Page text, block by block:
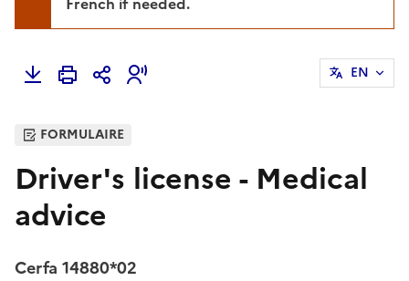
EN
FORMULAIRE
Driver's license - Medical
advice
Cerfa 14880*02